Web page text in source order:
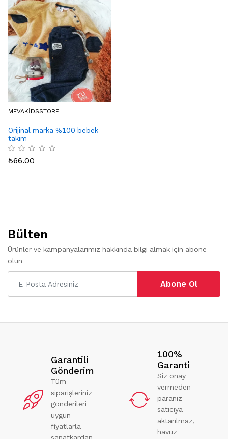
MEVAKIDSSTORE
Orijinal marka %100 bebek
takım
₺66.00
Bülten
Ürünler ve kampanyalarımız hakkında bilgi almak için abone
olun
Abone Ol
Garantili
Gönderim
Tüm
siparişleriniz
gönderileri
uygun
fiyatlarla
100%
Garanti
Siz onay
vermeden
paranız
satıcıya
aktarılmaz,
havuz